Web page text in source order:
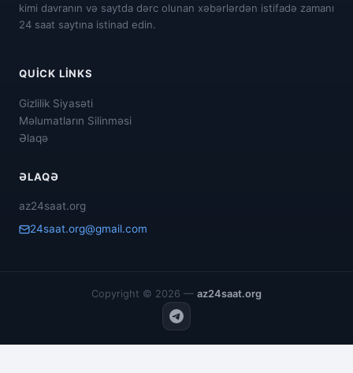
kimi davranın və saytda dərc olunan xəbərlərdən istifadə zamanı
24 saat saytına istinad edin.
QUICK LINKS
Gizlilik Siyasəti
Məlumatların Silinməsi
Əlaqə
ƏLAQƏ
az24saat.org
24saat.org@gmail.com
Copyright © 2026 — az24saat.org